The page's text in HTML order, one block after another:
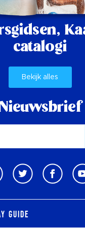
catalogi
Bekijk alles
Guide